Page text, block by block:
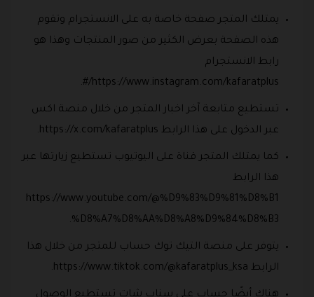
يمتلك المتجر صفحة خاصة به على الانستجرام وتقوم
هذه الصفحة بعرض الكثير من صور المنتجات وهذا هو
رابط الانستجرام
https://www.instagram.com/kafaratplus/#.
تستطيع متابعة آخر اخبار المتجر من خلال منصة اكس
عبر الدخول على هذا الرابط https://x.com/kafaratplus.
كما يمتلك المتجر قناة على اليوتيوب تستطيع زيارتها عبر
هذا الرابط
https://www.youtube.com/@%D9%83%D9%81%D8%B1
%D8%A7%D8%AA%D8%A8%D9%84%D8%B3.
يتوفر على منصة التيك توك حساب للمتجر من خلال هذا
الرابط https://www.tiktok.com/@kafaratplus_ksa.